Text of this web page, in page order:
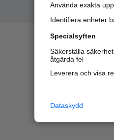
Använda exakta
Identifiera enheter
Specialsyften
Säkerställa
åtgärda fel
Leverera och visa
Dataskydd